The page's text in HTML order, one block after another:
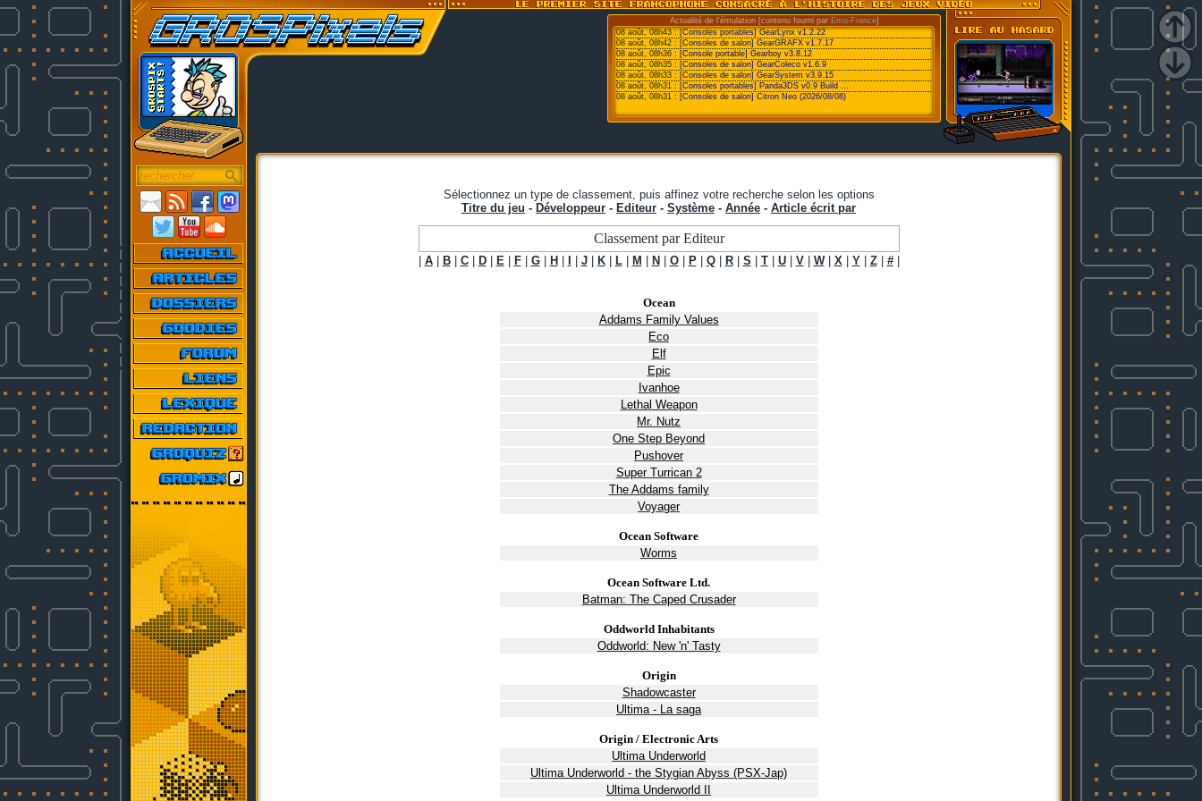
Actualité de l'émulation [contenu fourni par Emu-France]
08 août, 08h43 :[Consoles portables] GearLynx v1.2.22
08 août, 08h42 : [Consoles de salon] GearGRAFX v1.7.17
08 août, 08h36 : [Console portable] Gearboy v3.8.12
08 août, 08h35 : [Consoles de salon] GearColeco v1.6.9
08 août, 08h33 : [Consoles de salon] GearSystem v3.9.15
08 août, 08h31 : [Consoles portables] Panda3DS v0.9 Build ...
08 août, 08h31 : [Consoles de salon] Citron Neo (2026/08/08)
Sélectionnez un type de classement, puis affinez votre recherche selon les options
Titre du jeu - Développeur - Editeur - Système - Année - Article écrit par
Classement par Editeur
A| B| C| D| E| F| G| H J| K| L| M N O| P| Q| R| S T| U| V| W| X| Y| Z| #|
Ocean
Addams Family Values
Eco
Elf
Epic
Ivanhoe
Lethal Weapon
Mr. Nutz
One Step Beyond
Pushover
Super Turrican 2
The Addams family
Voyager
Ocean Software
Worms
Ocean Software Ltd.
Batman: The Caped Crusader
Oddworld Inhabitants
Oddworld: New 'n' Tasty
Origin
Shadowcaster
Ultima - La saga
Origin / Electronic Arts
Ultima Underworld
Ultima Underworld - the Stygian Abyss (PSX-Jap)
Ultima Underworld II